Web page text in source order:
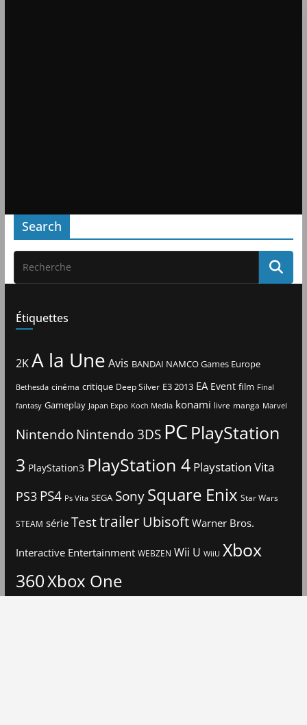
Search
Étiquettes
2KA la Une Avis BANDAI NAMCO Games Europe
Bethesda cinéma critique Deep Silver E3 2013 EA Event film Final
fantasy Gameplay Japan Expo Koch Media konami livre manga Marvel
Nintendo Nintendo 3DS PCPlayStation
3 PlayStation3 PlayStation 4 Playstation Vita
PS3 PS4 Ps Vita SEGA Sony Square Enix Star Wars
STEAM série TesttrailerUbisoftWarner Bros.
Interactive Entertainment WEBZEN Wii U WiiU Xbox
360Xbox One